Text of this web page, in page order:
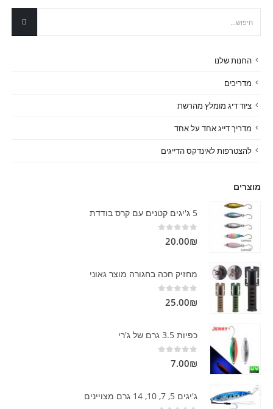
החנות שלנו
מדריכים
ציוד דיג מומלץ מהרשת
מדריך דייג אחד על אחד
להצטרפות לאינדקס הדייגים
מוצרים
5 ג'יגים קטנים עם קרס בודדת
20.00₪
מחזיק חכה בחגורה מוצר גאוני
25.00₪
כפיות 3.5 גרם של ג'רי
7.00₪
ג'יגים 5, 7, 10, 14 גרם מצויינים